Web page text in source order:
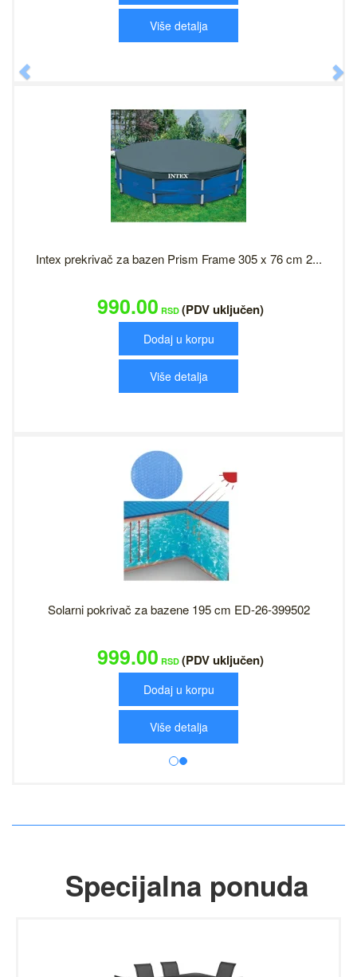
Više detalja
Intex prekrivač za bazen Prism Frame 305 x 76 cm 2...
990.00 RSD (PDV uključen)
Dodaj u korpu
Više detalja
Solarni pokrivač za bazene 195 cm ED-26-399502
999.00 RSD (PDV uključen)
Dodaj u korpu
Više detalja
Specijalna ponuda